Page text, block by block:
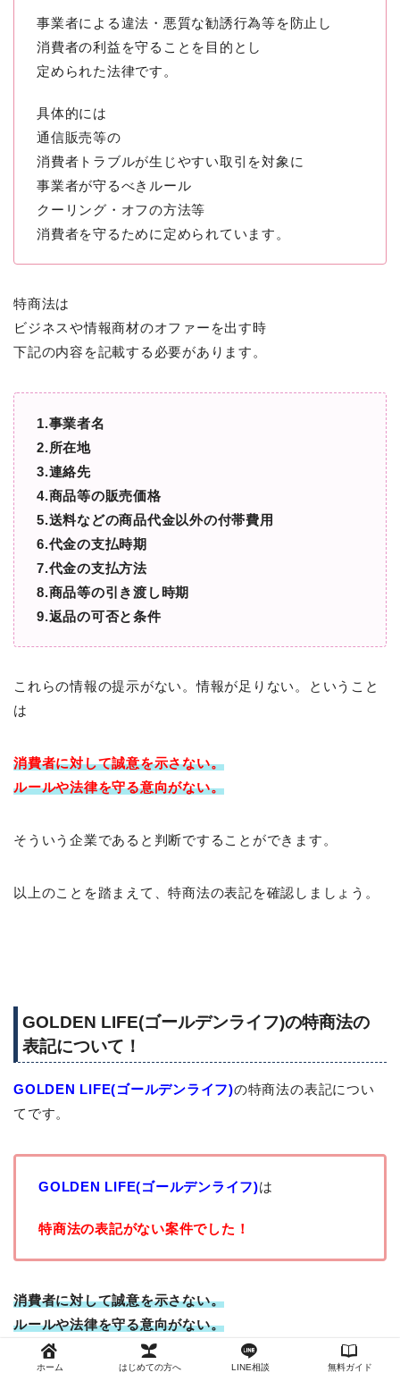
事業者による違法・悪質な勧誘行為等を防止し
消費者の利益を守ることを目的とし
定められた法律です。
具体的には
通信販売等の
消費者トラブルが生じやすい取引を対象に
事業者が守るべきルール
クーリング・オフの方法等
消費者を守るために定められています。
特商法は
ビジネスや情報商材のオファーを出す時
下記の内容を記載する必要があります。
1.事業者名
2.所在地
3.連絡先
4.商品等の販売価格
5.送料などの商品代金以外の付帯費用
6.代金の支払時期
7.代金の支払方法
8.商品等の引き渡し時期
9.返品の可否と条件
これらの情報の提示がない。情報が足りない。ということ
は
消費者に対して誠意を示さない。
ルールや法律を守る意向がない。
そういう企業であると判断ですることができます。
以上のことを踏まえて、特商法の表記を確認しましょう。
GOLDEN LIFE(ゴールデンライフ)の特商法の
表記について！
GOLDEN LIFE(ゴールデンライフ)の特商法の表記につい
てです。
GOLDEN LIFE(ゴールデンライフ)は
特商法の表記がない案件でした！
消費者に対して誠意を示さない。
ルールや法律を守る意向がない。
そういう副業案件である可能性があります。
ホーム はじめての方へ LINE相談 無料ガイド